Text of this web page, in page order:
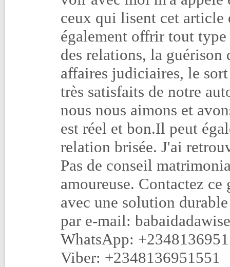
ceux qui lisent cet article
également offrir tout
des relations, la guérison
affaires judiciaires, le sort
très satisfaits de notre
nous nous aimons et
est réel et bon.Il peut
relation brisée. J'ai
Pas de conseil
amoureuse. Contactez
avec une solution durable
par e-mail:
WhatsApp:
Viber: +2348136951551